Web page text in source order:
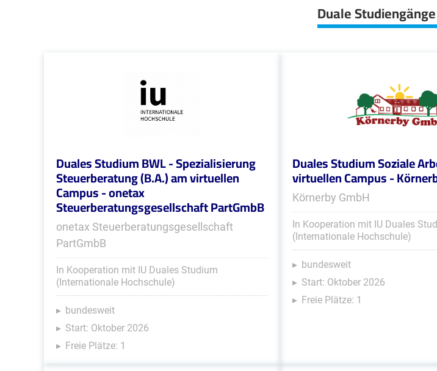
Duale
Duales Studium BWL - Spezialisierung
Steuerberatung (B.A.) am virtuellen
Campus - onetax
Steuerberatungsgesellschaft PartGmbB
onetax Steuerberatungsgesellschaft
PartGmbB
In Kooperation mit IU Duales Studium
(Internationale Hochschule)
bundesweit
Start: Oktober 2026
Freie Plätze: 1
Duales Studium Soziale
virtuellen Campus -
Körnerby GmbH
In Kooperation mit IU Duales
(Internationale Hochschule)
bundesweit
Start: Oktober 2026
Freie Plätze: 1